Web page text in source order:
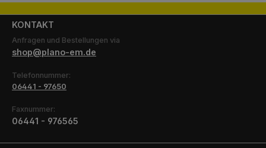
KONTAKT
Anfragen und Bestellungen via
shop@plano-em.de
Telefonnummer:
06441 - 97650
Faxnummer:
06441 - 976565